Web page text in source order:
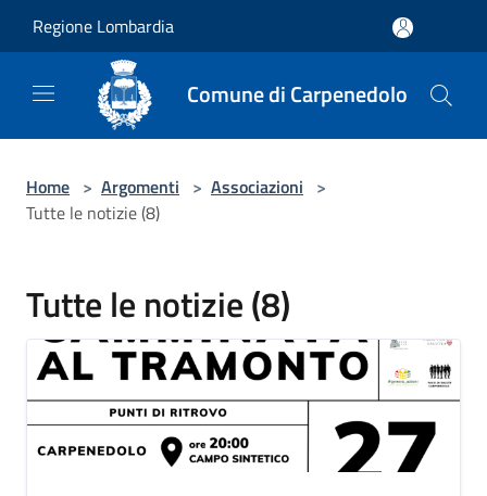
Regione Lombardia
Comune di Carpenedolo
Home > Argomenti > Associazioni >
Tutte le notizie (8)
Tutte le notizie (8)